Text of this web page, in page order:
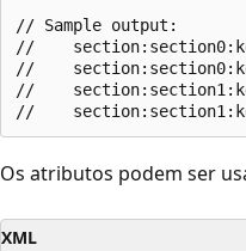
// Sample output:
//
//
//
Os atributos podem ser
XML